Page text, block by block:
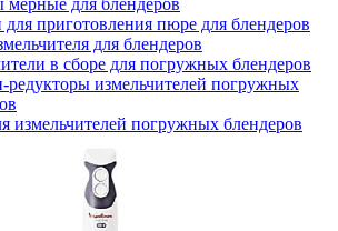
мерные для блендеров
для приготовления пюре для блендеров
для блендеров
в сборе для погружных блендеров
измельчителей погружных
измельчителей погружных блендеров